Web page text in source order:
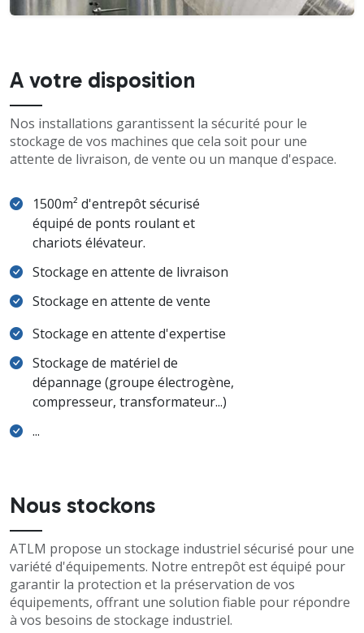
A votre disposition
Nos installations garantissent la sécurité pour le
stockage de vos machines que cela soit pour une
attente de livraison, de vente ou un manque d'espace.
1500m² d'entrepôt sécurisé
équipé de ponts roulant et
chariots élévateur.
Stockage en attente de livraison
Stockage en attente de vente
Stockage en attente d'expertise
Stockage de matériel de
dépannage (groupe électrogène,
compresseur, transformateur...)
...
Nous stockons
ATLM propose un stockage industriel sécurisé pour une
variété d'équipements. Notre entrepôt est équipé pour
garantir la protection et la préservation de vos
équipements, offrant une solution fiable pour répondre
à vos besoins de stockage industriel.